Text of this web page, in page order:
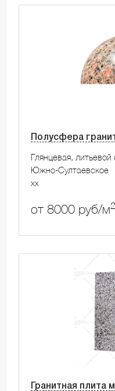
Полусфера
Глянцевая,
Южно-Султаевское
xx
от 8000 руб/м2
Гранитная плита